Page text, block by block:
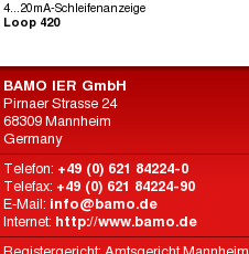
4...20mA-Schleifenanzeige
Loop 420
BAMO IER GmbH
Pirnaer Strasse 24
68309 Mannheim
Germany
Telefon: +49 (0) 621 84224-0
Telefax: +49 (0) 621 84224-90
E-Mail: info@bamo.de
Internet: http://www.bamo.de